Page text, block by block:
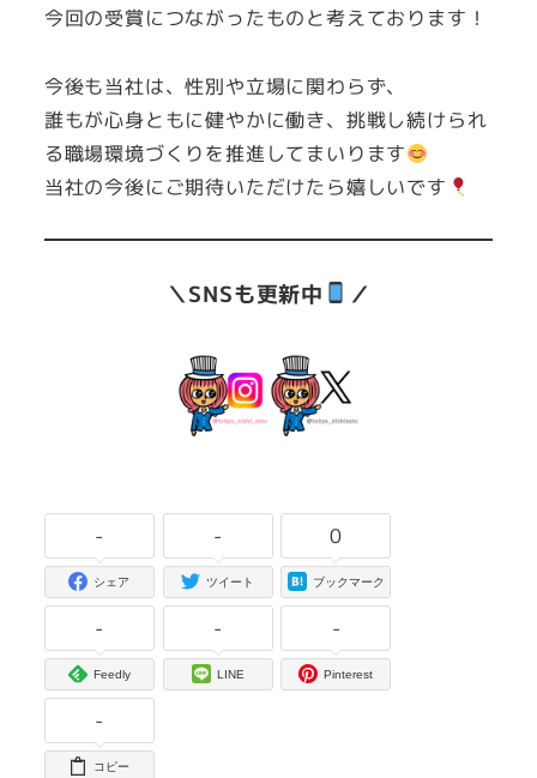
今回の受賞につながったものと考えております！
今後も当社は、性別や立場に関わらず、
誰もが心身ともに健やかに働き、挑戦し続けられ
る職場環境づくりを推進してまいります
当社の今後にご期待いただけたら嬉しいです
＼SNSも更新中 ／
-
シェア
-
ツイート
0
ブックマーク
-
Feedly
-
LINE
-
Pinterest
-
コピー